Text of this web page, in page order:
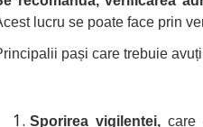
lucru se poate face prin
pași care trebuie
Sporirea vigilenței, care